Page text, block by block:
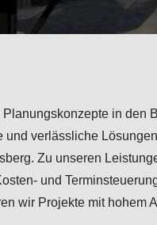
in
verlässliche
Zu unseren
und
wir Projekte mit hohem